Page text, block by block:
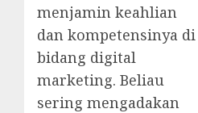
menjamin keahlian
dan kompetensinya di
bidang digital
marketing. Beliau
sering mengadakan